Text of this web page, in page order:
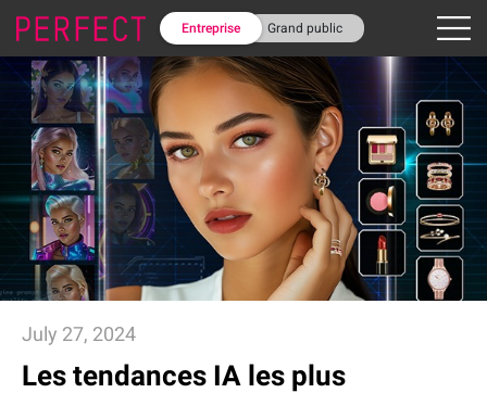
Entreprise Grand public
July 27, 2024
Les tendances IA les plus